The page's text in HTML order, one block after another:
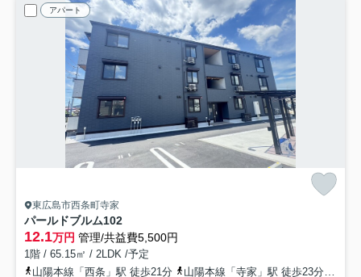
アパート
東広島市西条町寺家
パールドブルム102
12.1万円 管理/共益費5,500円
1階 / 65.15㎡ / 2LDK /予定
山陽本線「西条」駅 徒歩21分
山陽本線「寺家」駅 徒歩23分